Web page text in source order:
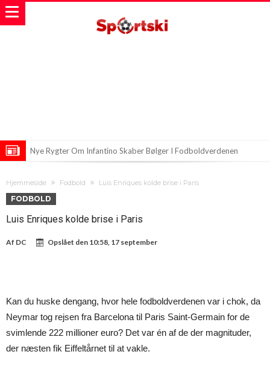
Nye Rygter Om Infantino Skaber Bølger I Fodboldverdenen
Stor nyhed om Mo Salahs fremtid!
Hjemmeside Fodbold Luis Enriques kolde brise i Paris
FODBOLD
Luis Enriques kolde brise i Paris
Af DC Opslået den 10:58, 17 september
Kan du huske dengang, hvor hele fodboldverdenen var i chok, da
Neymar tog rejsen fra Barcelona til Paris Saint-Germain for de
svimlende 222 millioner euro? Det var én af de der magnituder,
der næsten fik Eiffeltårnet til at vakle.